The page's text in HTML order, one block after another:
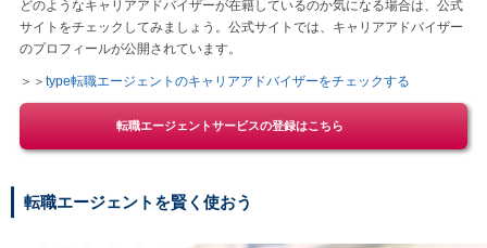
どのようなキャリアアドバイザーが在籍しているのか気になる場合は、公式
サイトをチェックしてみましょう。公式サイトでは、キャリアアドバイザー
のプロフィールが公開されています。
＞＞ type転職エージェントのキャリアアドバイザーをチェックする
転職エージェントサービスの登録はこちら
転職エージェントを賢く使おう